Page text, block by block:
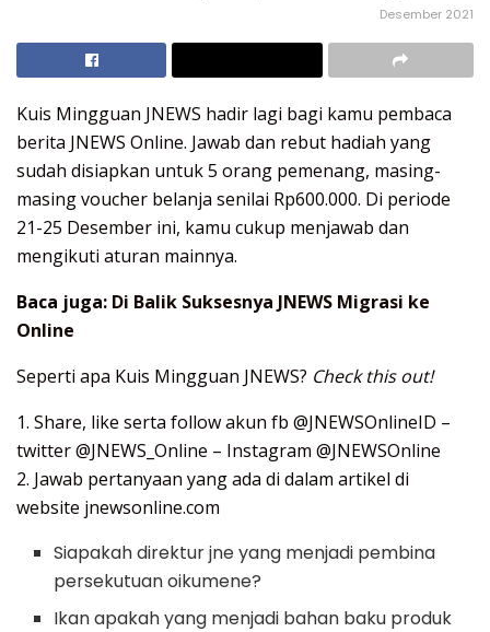
Desember 2021
Kuis Mingguan JNEWS hadir lagi bagi kamu pembaca
berita JNEWS Online. Jawab dan rebut hadiah yang
sudah disiapkan untuk 5 orang pemenang, masing-
masing voucher belanja senilai Rp600.000. Di periode
21-25 Desember ini, kamu cukup menjawab dan
mengikuti aturan mainnya.
Baca juga: Di Balik Suksesnya JNEWS Migrasi ke
Online
Seperti apa Kuis Mingguan JNEWS? Check this out!
1. Share, like serta follow akun fb @JNEWSOnlineID –
twitter @JNEWS_Online – Instagram @JNEWSOnline
2. Jawab pertanyaan yang ada di dalam artikel di
website jnewsonline.com
Siapakah direktur jne yang menjadi pembina
persekutuan oikumene?
Ikan apakah yang menjadi bahan baku produk